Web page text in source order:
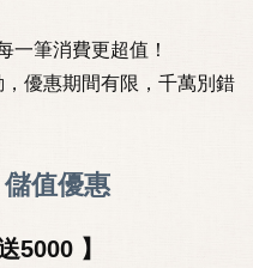
一筆消費更超值！
優惠期間有限，千萬別錯
值優惠
5000 】